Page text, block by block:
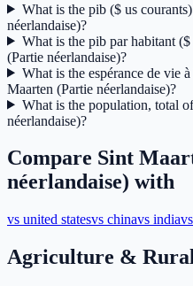
What is the pib ($ us
néerlandaise)?
What is the pib par habitant
(Partie néerlandaise)?
What is the espérance de vie
Maarten (Partie néerlandaise)?
What is the population, total
néerlandaise)?
Compare Sint
néerlandaise) with
vs united statesvs chinavs indiavs
Agriculture &